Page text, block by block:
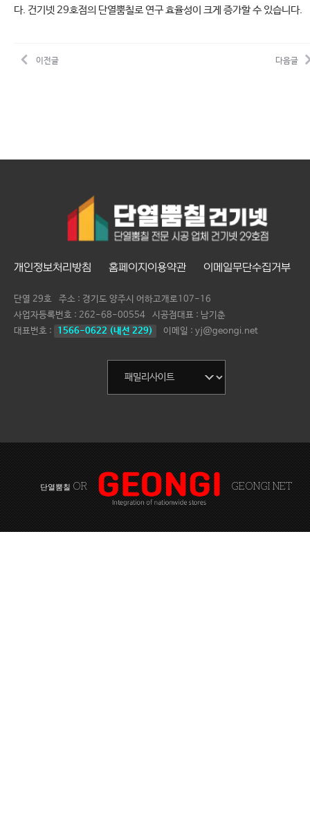
다. 건기넷 29호점의 단열뿜칠로 연구 효율성이 크게 증가할 수 있습니다.
이전글 다음글
개인정보처리방침 홈페이지이용약관 이메일무단수집거부
단열 29호
주소 : 경기도 양주시 어하고개로107-16
사업자등록번호 : 262-68-00554 시공점대표 : 남기춘
대표번호 :
1566-0622 (내선 229) 이메일 : yj@geongi.net
단열뿜칠 OR GEONGI NET